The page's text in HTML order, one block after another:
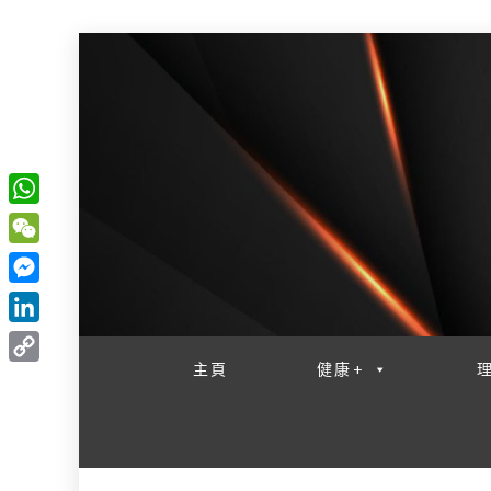
主頁 健康+
W
h
a
t
s
W
e
C
h
M
e
s
L
i